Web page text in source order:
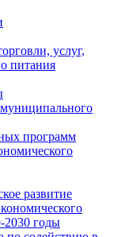
услуг,
питания
программ
развитие
2030 годы